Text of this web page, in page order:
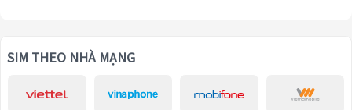
SIM THEO NHÀ MẠNG